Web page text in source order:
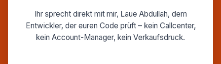
Ihr sprecht direkt mit mir, Laue Abdullah, dem
Entwickler, der euren Code prüft – kein Callcenter,
kein Account-Manager, kein Verkaufsdruck.